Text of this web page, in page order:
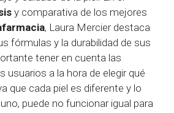
y comparativa de los mejores
, Laura Mercier destaca
fórmulas y la durabilidad de sus
tener en cuenta las
usuarios a la hora de elegir qué
que cada piel es diferente y lo
puede no funcionar igual para